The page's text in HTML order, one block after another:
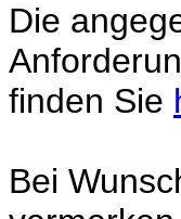
Die
finden Sie
Bei